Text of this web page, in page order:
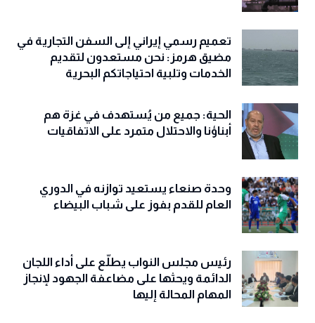
تعميم رسمي إيراني إلى السفن التجارية في
مضيق هرمز: نحن مستعدون لتقديم
الخدمات وتلبية احتياجاتكم البحرية
الحية: جميع من يُستهدف في غزة هم
أبناؤنا والاحتلال متمرد على الاتفاقيات
وحدة صنعاء يستعيد توازنه في الدوري
العام للقدم بفوز على شباب البيضاء
رئيس مجلس النواب يطلّع على أداء اللجان
الدائمة ويحثها على مضاعفة الجهود لإنجاز
المهام المحالة إليها